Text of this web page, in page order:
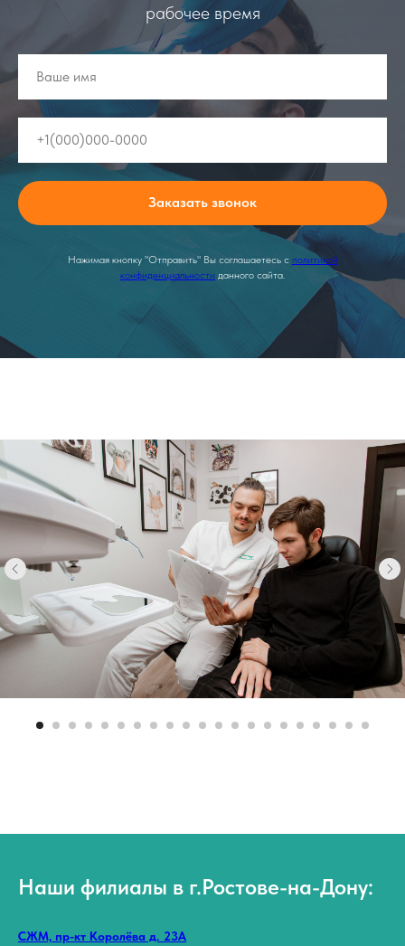
рабочее время
Заказать звонок
Нажимая кнопку "Отправить" Вы соглашаетесь с политикой
конфиденциальности данного сайта.
Наши филиалы в г.Ростове-на-Дону:
СЖМ, пр-кт Королёва д. 23А